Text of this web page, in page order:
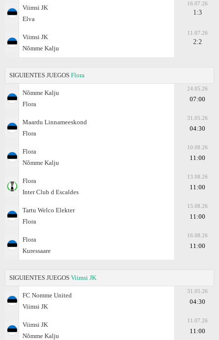
Viimsi JK
Elva
16.07.26
1:3
Viimsi JK
Nõmme Kalju
11.07.26
2:2
SIGUIENTES JUEGOS Flora
Nõmme Kalju
Flora
24.05.26
07:00
Maardu Linnameeskond
Flora
31.05.26
04:30
Flora
Nõmme Kalju
10.08.26
11:00
Flora
Inter Club d Escaldes
13.08.26
11:00
Tartu Welco Elekter
Flora
15.08.26
11:00
Flora
Kuressaare
16.08.26
11:00
SIGUIENTES JUEGOS Viimsi JK
FC Nomme United
Viimsi JK
31.05.26
04:30
Viimsi JK
Nõmme Kalju
11.07.26
11:00